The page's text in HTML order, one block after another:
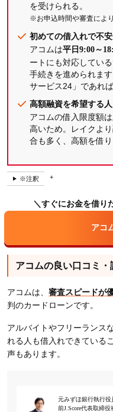
を受けられる。
※お申込時間や審査によ
初めての借入れで不
アコムは平日9:00～
ートにも対応してい
手続きを進められま
サービス24」であれ
高額融資を希望する人
アコムの借入限度額
高いため。レイクよ
合も多く、高額を借
※注釈
＼すぐにお金を借り
アコ
アコムの良い口コミ・
アコムは、 審査スピードが
判のカードローンです。
アルバイトやフリーランス
れる人も借入れできている
声もあります。
元みずほ銀行執行役
前J.Score代表取締役